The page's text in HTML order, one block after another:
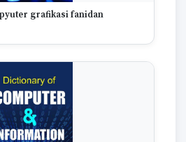
grafikasi fanidan